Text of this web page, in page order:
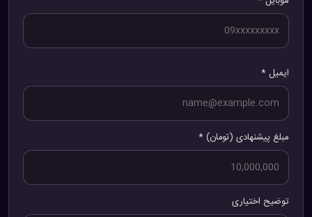
ایمیل *
مبلغ پیشنهادی (تومان) *
توضیح اختیاری